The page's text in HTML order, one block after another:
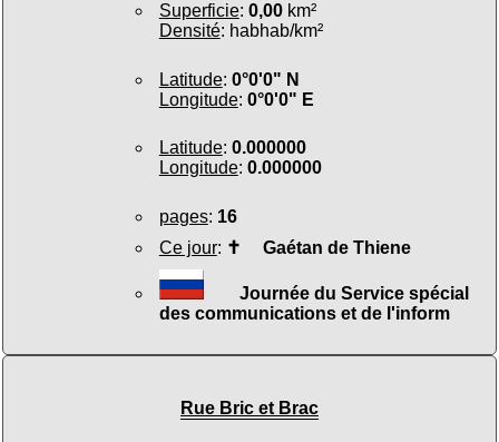
Superficie: 0,00km²
Densité: habhab/km²
Latitude: 0°0'0" N
Longitude: 0°0'0" E
Latitude: 0.000000
Longitude: 0.000000
pages: 16
Ce jour: ✝ Gaétan de Thiene
Journée du Service spécial
des communications et de l'inform
Rue Bric et Brac